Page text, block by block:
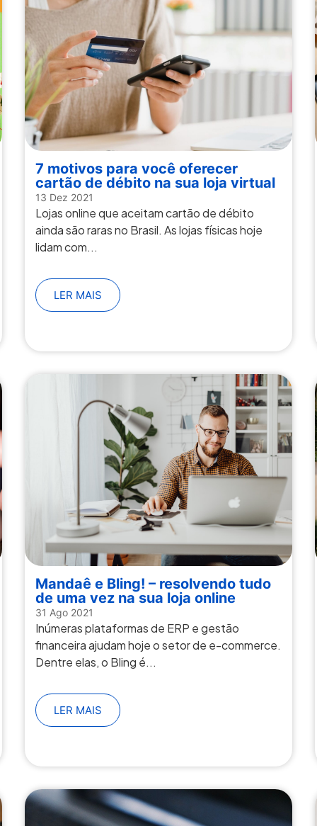
7 motivos para você oferecer
cartão de débito na sua loja virtual
13 Dez 2021
Lojas online que aceitam cartão de débito
ainda são raras no Brasil. As lojas físicas hoje
lidam com...
LER MAIS
Mandaê e Bling! – resolvendo tudo
de uma vez na sua loja online
31 Ago 2021
Inúmeras plataformas de ERP e gestão
financeira ajudam hoje o setor de e-commerce.
Dentre elas, o Bling é...
LER MAIS